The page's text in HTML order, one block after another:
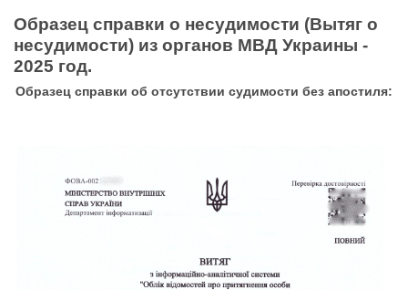
Образец справки о несудимости (Вытяг о
несудимости) из органов МВД Украины -
2025 год.
Образец справки об отсутствии судимости без апостиля: